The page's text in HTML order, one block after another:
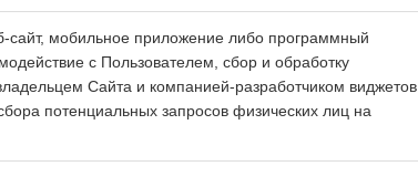
мобильное приложение либо программный
с Пользователем, сбор и обработку
Сайта и компанией-разработчиком виджетов
потенциальных запросов физических лиц на